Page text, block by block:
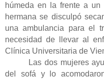
húmeda en la frente a
hermana se disculpó
una ambulancia para el
necesidad de llevar al
Clínica Universitaria de
Las dos mujeres
del sofá y lo